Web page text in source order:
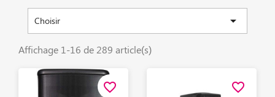
Choisir 
Affichage 1-16 de 289 article(s)
favorite_border favorite_border